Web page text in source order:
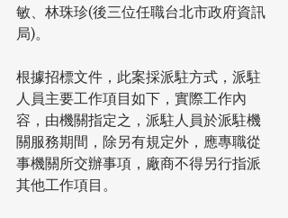
敏、林珠珍(後三位任職台北市政府資訊
局)。
根據招標文件，此案採派駐方式，派駐
人員主要工作項目如下，實際工作內
容，由機關指定之，派駐人員於派駐機
關服務期間，除另有規定外，應專職從
事機關所交辦事項，廠商不得另行指派
其他工作項目。